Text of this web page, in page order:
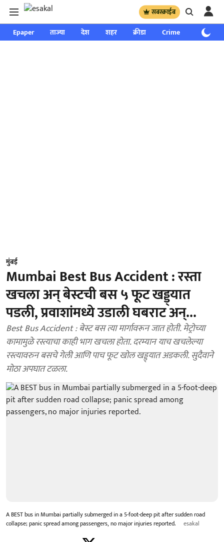
सबस्क्राईब
Epaper ताज्या देश शहर क्रीडा Crime साप्ताहिक
मुंबई
Mumbai Best Bus Accident : रस्ता
खचला अन् बेस्टची बस ५ फूट खड्ड्यात
पडली, प्रवाशांमध्ये उडाली घबराट अन्...
Best Bus Accident : बेस्ट बस त्या मार्गावरून जात होती. मेट्रोच्या
कामामुळे रस्त्याचा काही भाग खचला होता. दरम्यान याच खचलेल्या
रस्त्यावरुन बसचे गेली आणि पाच फूट खोल खड्ड्यात अडकली. सुदैवाने
मोठा अपघात टळला.
A BEST bus in Mumbai partially submerged in a 5-foot-deep pit after sudden road
collapse; panic spread among passengers, no major injuries reported.
esakal